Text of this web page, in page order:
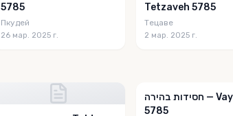
5785
Пкудей
26 мар. 2025 г.
Tetzaveh 5785
Тецаве
2 мар. 2025 г.
חסידות בהירה — Vayigash
5785